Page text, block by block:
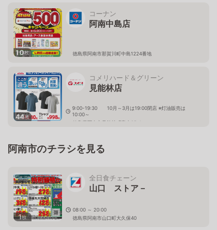
10枚
コーナン
阿南中島店
徳島県阿南市那賀川町中島1224番地
44枚
コメリハード＆グリーン
見能林店
9:00-19:30 10月～3月は19:00閉店 ※灯油販売は
10:00～
徳島県阿南市見能林町青木95-1
阿南市のチラシを見る
1枚
全日食チェーン
山口 ストア－
08:00 ～ 20:00
徳島県阿南市山口町大久保40